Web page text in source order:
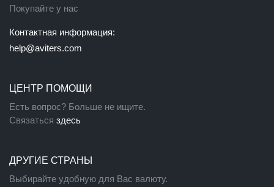
Покупайте у нас
Контактная информация:
help@aviters.com
ЦЕНТР ПОМОЩИ
Есть вопрос? Больше не ищите.
Связаться здесь
ДРУГИЕ СТРАНЫ
Выбирайте удобную для Вас валюту.